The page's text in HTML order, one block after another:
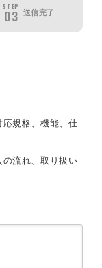
STEP
03 送信完了
応規格、機能、仕
の流れ、取り扱い